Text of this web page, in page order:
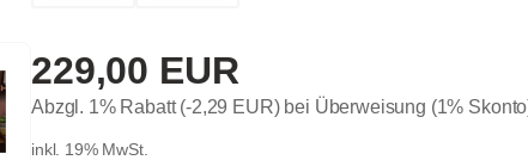
229,00 EUR
Abzgl. 1% Rabatt (-2,29 EUR) bei Überweisung (1%
inkl. 19% MwSt.